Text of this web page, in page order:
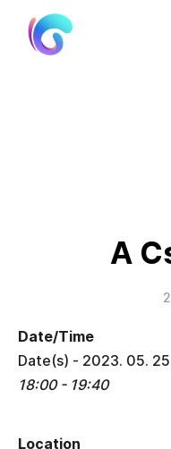
A
Date/Time
Date(s) - 2023. 05. 25
18:00 - 19:40
Location